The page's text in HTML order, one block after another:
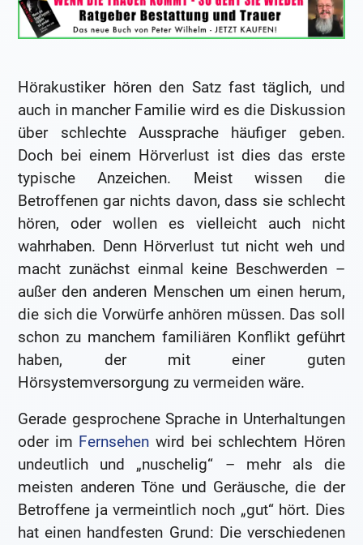
Hörakustiker hören den Satz fast täglich, und
auch in mancher Familie wird es die Diskussion
über schlechte Aussprache häufiger geben.
Doch bei einem Hörverlust ist dies das erste
typische Anzeichen. Meist wissen die
Betroffenen gar nichts davon, dass sie schlecht
hören, oder wollen es vielleicht auch nicht
wahrhaben. Denn Hörverlust tut nicht weh und
macht zunächst einmal keine Beschwerden –
außer den anderen Menschen um einen herum,
die sich die Vorwürfe anhören müssen. Das soll
schon zu manchem familiären Konflikt geführt
haben, der mit einer guten
Hörsystemversorgung zu vermeiden wäre.
Gerade gesprochene Sprache in Unterhaltungen
oder im Fernsehen wird bei schlechtem Hören
undeutlich und „nuschelig“ – mehr als die
meisten anderen Töne und Geräusche, die der
Betroffene ja vermeintlich noch „gut“ hört. Dies
hat einen handfesten Grund: Die verschiedenen